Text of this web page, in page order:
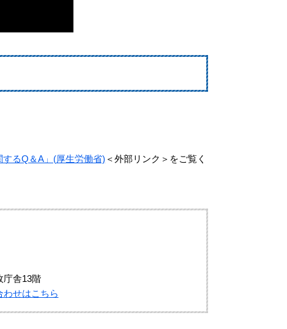
するQ＆A」(厚生労働省) ＜外部リンク＞ をご覧く
舎13階
わせはこちら